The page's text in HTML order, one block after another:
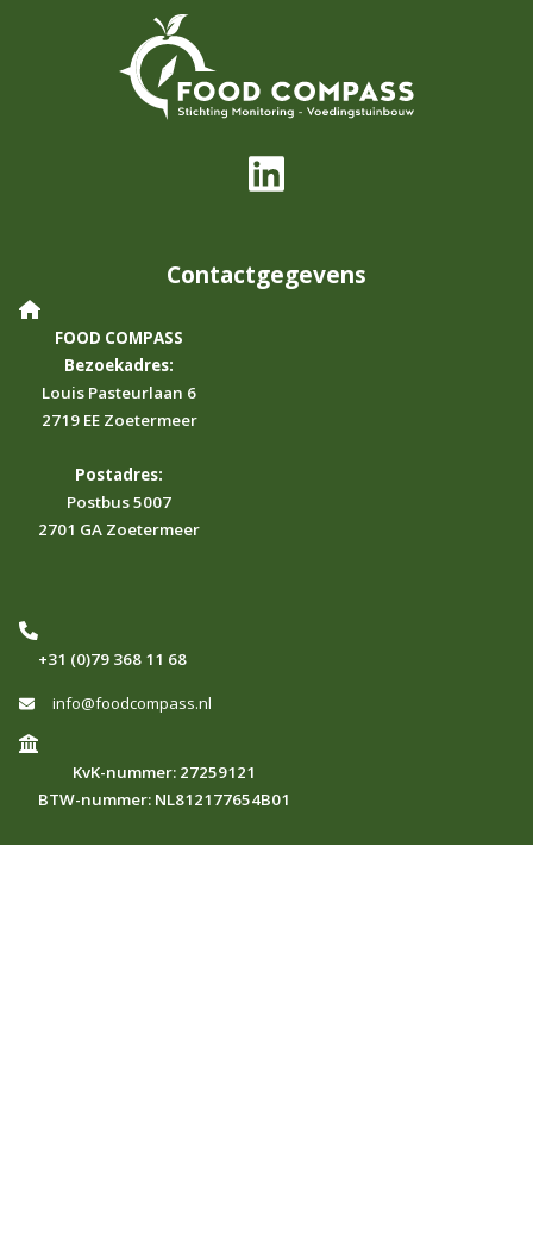
Contactgegevens
FOOD COMPASS
Bezoekadres:
Louis Pasteurlaan 6
2719 EE Zoetermeer
Postadres:
Postbus 5007
2701 GA Zoetermeer
+31 (0)79 368 11 68
info@foodcompass.nl
KvK-nummer: 27259121
BTW-nummer: NL812177654B01